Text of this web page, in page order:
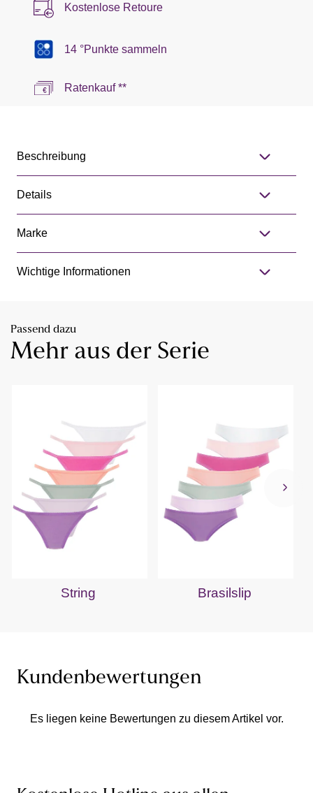
Kostenlose Retoure
14 °Punkte sammeln
Ratenkauf **
Beschreibung
Details
Marke
Wichtige Informationen
Passend dazu
Mehr aus der Serie
String Brasilslip
Kundenbewertungen
Es liegen keine Bewertungen zu diesem Artikel vor.